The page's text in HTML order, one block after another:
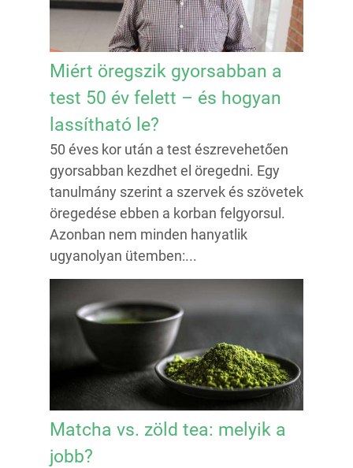
Miért öregszik gyorsabban a
test 50 év felett – és hogyan
lassítható le?
50 éves kor után a test észrevehetően
gyorsabban kezdhet el öregedni. Egy
tanulmány szerint a szervek és szövetek
öregedése ebben a korban felgyorsul.
Azonban nem minden hanyatlik
ugyanolyan ütemben:...
Matcha vs. zöld tea: melyik a
jobb?